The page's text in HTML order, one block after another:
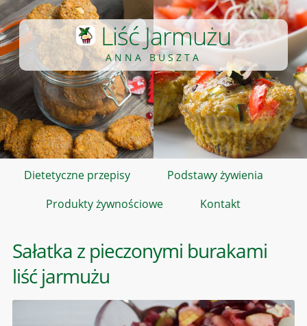
Liść Jarmużu
ANNA BUSZTA
Dietetyczne przepisy
Podstawy żywienia
Produkty żywnościowe
Kontakt
Sałatka z pieczonymi burakami
liść jarmużu